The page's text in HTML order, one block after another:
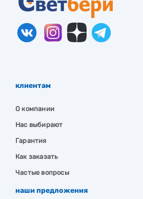
клиентам
О компании
Нас выбирают
Гарантия
Как заказать
Частые вопросы
наши предложения